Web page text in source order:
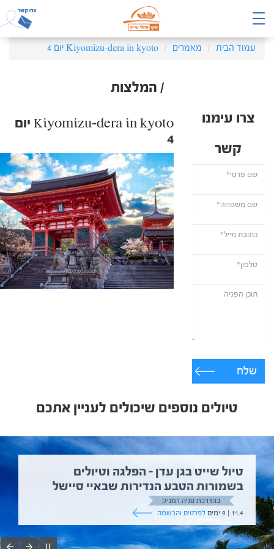
עמוד הבית מאמרים Kiyomizu-dera in kyoto יום 4
/ המלצות
צרו עימנו
קשר
שלח
Kiyomizu-dera in kyoto יום
4
טיולים נוספים שיכולים לעניין אתכם
טיול שייט בגן עדן – הפלגה וטיולים
בשמורות הטבע הנדירות שבאיי סיישל
בהדרכת טניה רמניק
11.4 | 9 ימים
לפרטים והרשמה